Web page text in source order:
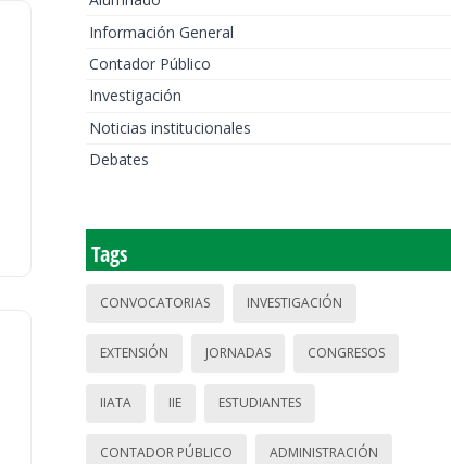
Información General
Contador Público
Investigación
Noticias institucionales
Debates
Tags
CONVOCATORIAS INVESTIGACIÓN
EXTENSIÓN JORNADAS CONGRESOS
IIATA IIE ESTUDIANTES
CONTADOR PÚBLICO ADMINISTRACIÓN